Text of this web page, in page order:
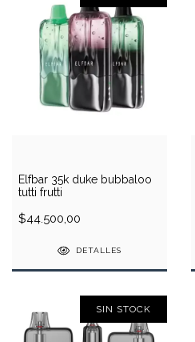
Elfbar 35k duke bubbaloo
tutti frutti
$44.500,00
DETALLES
SIN STOCK